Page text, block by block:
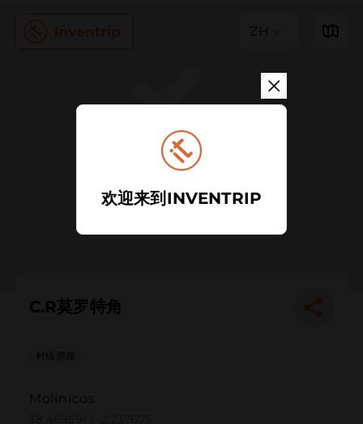
ZH
C.R莫罗特角
Molinicos
欢迎来到INVENTRIP